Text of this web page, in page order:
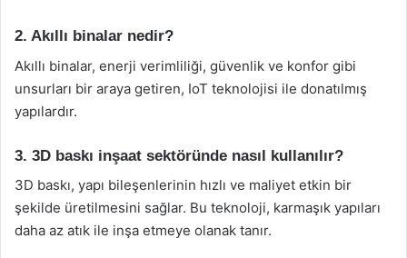
2. Akıllı binalar nedir?
Akıllı binalar, enerji verimliliği, güvenlik ve konfor gibi
unsurları bir araya getiren, IoT teknolojisi ile donatılmış
yapılardır.
3. 3D baskı inşaat sektöründe nasıl kullanılır?
3D baskı, yapı bileşenlerinin hızlı ve maliyet etkin bir
şekilde üretilmesini sağlar. Bu teknoloji, karmaşık yapıları
daha az atık ile inşa etmeye olanak tanır.